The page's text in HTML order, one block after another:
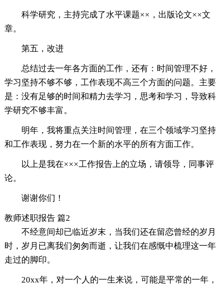
科学研究，主持完成了水平课题××，出版论文××文
章。
第五，改进
总结过去一年各方面的工作，还有：时间管理不好，
学习坚持不够不够，工作表现不高三个方面的问题。主要
是：没有足够的时间和精力去学习，思考和学习，导致科
学研究不够丰富。
明年，我将重点关注时间管理，在三个领域学习坚持
和工作表现，努力在一个新的水平的所有方面工作。
以上是我在×××工作报告上的立场，请领导，同事评
论。
谢谢你们！
教师述职报告 篇2
不经意间却已临近岁末，当我们还在留恋曾经的岁月
时，岁月已离我们匆匆而逝，让我们在感慨中梳理这一年
走过的脚印。
20xx年，对一个人的一生来说，可能是平常的一年，